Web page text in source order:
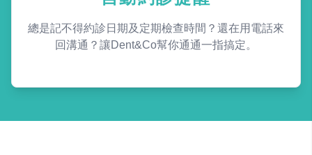
總是記不得約診日期及定期檢查時間？還在用電話來
回溝通？讓Dent&Co幫你通通一指搞定。